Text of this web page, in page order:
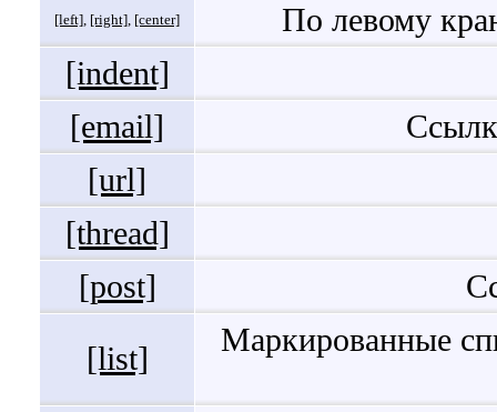
[left], [right], [center]
По левому
[indent]
[email]
[url]
[thread]
[post]
[list]
Маркированные